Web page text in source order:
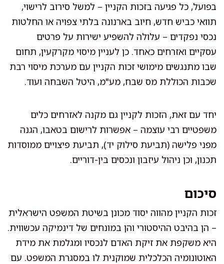
בפועל, כל פגיעה בזכות הקניין – למשל סירוב לרישוי,
תוואי כביש חדש, חיוב בארנונה בלתי צפויה או החלטות
נכסי נפקדים – עלולה להשפיע ישירות על פרטים
עסקיים ואזרחים כאחד. כן לעניין מיסוי מקרקעין, תחום
שבו מתנגשים מימושי זכות הקניין עם מערכת מיסוי רבת
שכבות הכוללת מס שבח, מע"מ, היטל השבחה ועוד.
יחד עם זאת, הזכות לקניין גם מקנה לאזרחים כלים
משפטיים רבי עוצמה – אפשרות לרישום בטאבו, הגנה
מפני פלישה (תביעת סילוק יד), תביעת פיצויים ממוסדות
תכנון, וכן ניהול עיזבון ונכסים בין-דוריים.
סיכום
זכות הקניין מהווה יסוד מכונן בשיטת המשפט הישראלית
– הן בהיבט ההיסטורי והן במונחים של דינמיקה עכשווית.
היא משקפת את זיקת האדם לנכסיו ומגלמת את מידת
האוטונומיה הכלכלית שמוקנית לו במסגרת המשפט. עם